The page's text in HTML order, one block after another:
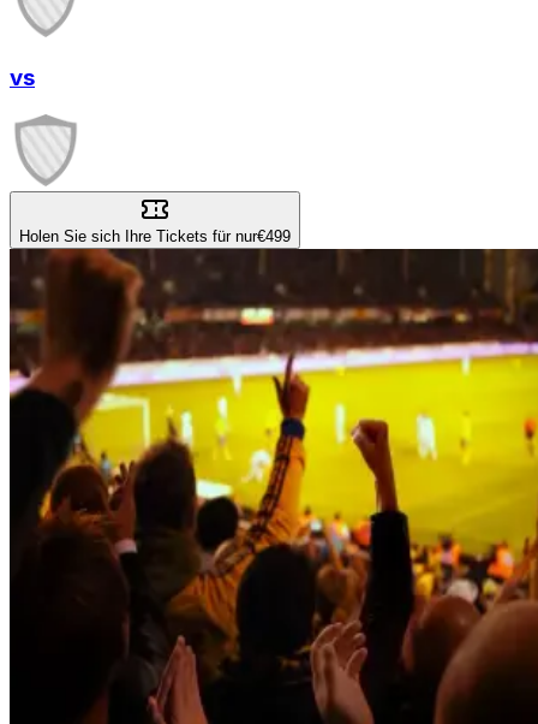
vs
Holen Sie sich Ihre Tickets für nur€499